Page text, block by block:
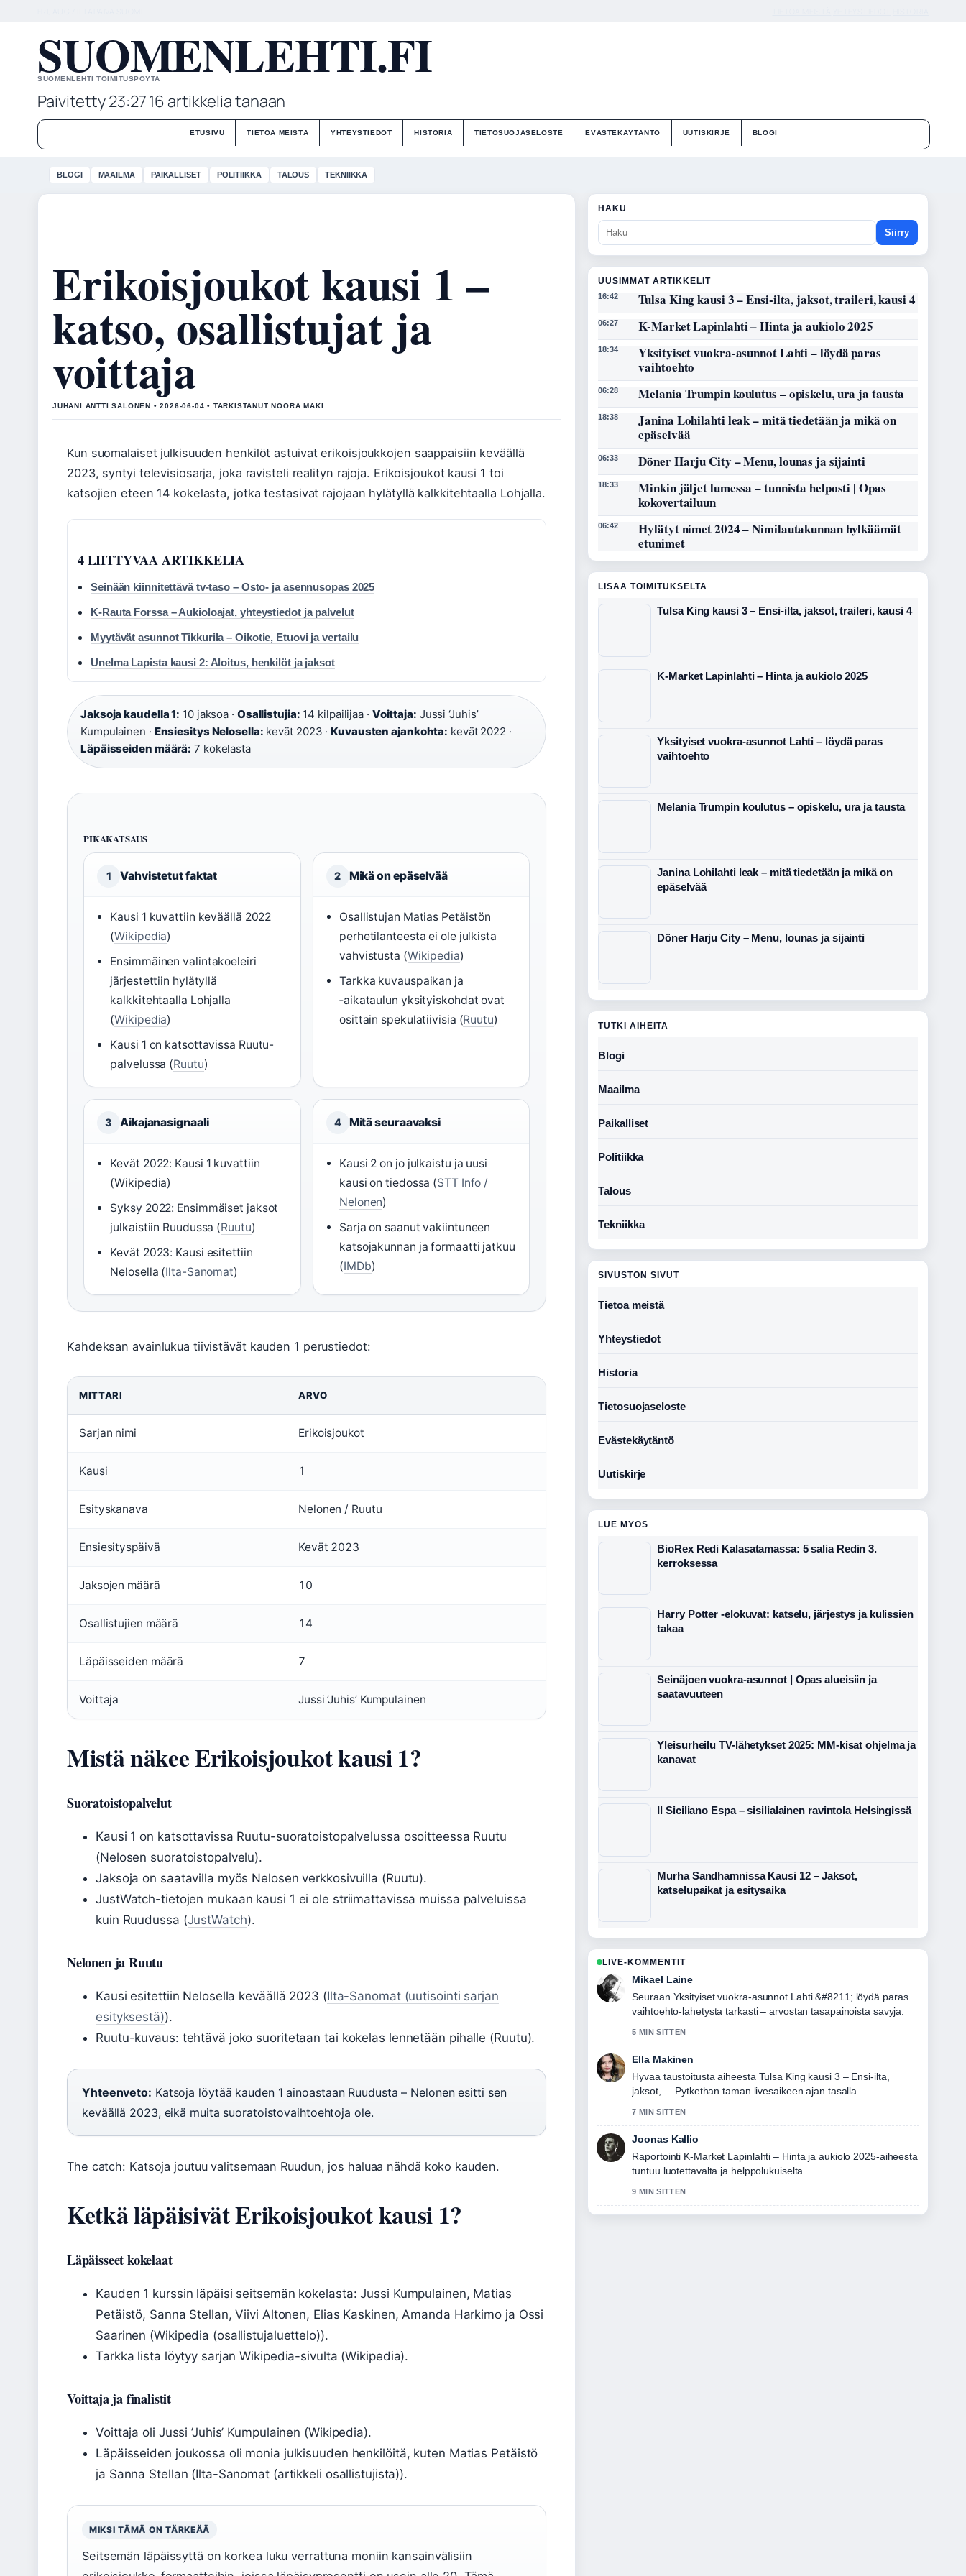
SUOMENLEHTI.FI
SUOMENLEHTI TOIMITUSPOYTA
Paivitetty 23:2716 artikkelia tanaan
ETUSIVU TIETOA MEISTÄ YHTEYSTIEDOT HISTORIA TIETOSUOJASELOSTE EVÄSTEKÄYTÄNTÖ UUTISKIRJE BLOGI
BLOGI MAAILMA PAIKALLISET POLITIIKKA TALOUS TEKNIIKKA
Erikoisjoukot kausi 1 –
katso, osallistujat ja
voittaja
JUHANI ANTTI SALONEN • 2026-06-04 • TARKISTANUT NOORA MAKI
Kun suomalaiset julkisuuden henkilöt astuivat erikoisjoukkojen saappaisiin keväällä
2023, syntyi televisiosarja, joka ravisteli realityn rajoja. Erikoisjoukot kausi 1 toi
katsojien eteen 14 kokelasta, jotka testasivat rajojaan hylätyllä kalkkitehtaalla Lohjalla.
4 LIITTYVAA ARTIKKELIA
Seinään kiinnitettävä tv-taso – Osto- ja asennusopas 2025
K-Rauta Forssa – Aukioloajat, yhteystiedot ja palvelut
Myytävät asunnot Tikkurila – Oikotie, Etuovi ja vertailu
Unelma Lapista kausi 2: Aloitus, henkilöt ja jaksot
Jaksoja kaudella 1: 10 jaksoa · Osallistujia: 14 kilpailijaa · Voittaja: Jussi ‘Juhis’
Kumpulainen · Ensiesitys Nelosella: kevät 2023 ·Kuvausten ajankohta: kevät 2022 ·
Läpäisseiden määrä: 7 kokelasta
PIKAKATSAUS
1 Vahvistetut faktat
Kausi 1 kuvattiin keväällä 2022
(Wikipedia)
Ensimmäinen valintakoeleiri
järjestettiin hylätyllä
kalkkitehtaalla Lohjalla
(Wikipedia)
Kausi 1 on katsottavissa Ruutu-
palvelussa (Ruutu)
2 Mikä on epäselvää
Osallistujan Matias Petäistön
perhetilanteesta ei ole julkista
vahvistusta (Wikipedia)
Tarkka kuvauspaikan ja
‑aikataulun yksityiskohdat ovat
osittain spekulatiivisia (Ruutu)
3 Aikajanasignaali
Kevät 2022: Kausi 1 kuvattiin
(Wikipedia)
Syksy 2022: Ensimmäiset jaksot
julkaistiin Ruudussa (Ruutu)
Kevät 2023: Kausi esitettiin
Nelosella (Ilta-Sanomat)
4 Mitä seuraavaksi
Kausi 2 on jo julkaistu ja uusi
kausi on tiedossa (STT Info /
Nelonen)
Sarja on saanut vakiintuneen
katsojakunnan ja formaatti jatkuu
(IMDb)
Kahdeksan avainlukua tiivistävät kauden 1 perustiedot:
MITTARI ARVO
Sarjan nimi Erikoisjoukot
Kausi 1
Esityskanava Nelonen / Ruutu
Ensiesityspäivä Kevät 2023
Jaksojen määrä 10
Osallistujien määrä 14
Läpäisseiden määrä 7
Voittaja Jussi ’Juhis’ Kumpulainen
Mistä näkee Erikoisjoukot kausi 1?
Suoratoistopalvelut
Kausi 1 on katsottavissa Ruutu-suoratoistopalvelussa osoitteessa Ruutu
(Nelosen suoratoistopalvelu).
Jaksoja on saatavilla myös Nelosen verkkosivuilla (Ruutu).
JustWatch-tietojen mukaan kausi 1 ei ole striimattavissa muissa palveluissa
kuin Ruudussa (JustWatch).
Nelonen ja Ruutu
Kausi esitettiin Nelosella keväällä 2023 (Ilta-Sanomat (uutisointi sarjan
esityksestä)).
Ruutu-kuvaus: tehtävä joko suoritetaan tai kokelas lennetään pihalle (Ruutu).
Yhteenveto: Katsoja löytää kauden 1 ainoastaan Ruudusta – Nelonen esitti sen
keväällä 2023, eikä muita suoratoistovaihtoehtoja ole.
The catch: Katsoja joutuu valitsemaan Ruudun, jos haluaa nähdä koko kauden.
Ketkä läpäisivät Erikoisjoukot kausi 1?
Läpäisseet kokelaat
Kauden 1 kurssin läpäisi seitsemän kokelasta: Jussi Kumpulainen, Matias
Petäistö, Sanna Stellan, Viivi Altonen, Elias Kaskinen, Amanda Harkimo ja Ossi
Saarinen (Wikipedia (osallistujaluettelo)).
Tarkka lista löytyy sarjan Wikipedia-sivulta (Wikipedia).
Voittaja ja finalistit
Voittaja oli Jussi ’Juhis’ Kumpulainen (Wikipedia).
Läpäisseiden joukossa oli monia julkisuuden henkilöitä, kuten Matias Petäistö
ja Sanna Stellan (Ilta-Sanomat (artikkeli osallistujista)).
MIKSI TÄMÄ ON TÄRKEÄÄ
Seitsemän läpäissyttä on korkea luku verrattuna moniin kansainvälisiin
HAKU
Siirry
UUSIMMAT ARTIKKELIT
16:42 Tulsa King kausi 3 – Ensi-ilta, jaksot, traileri, kausi 4
06:27 K-Market Lapinlahti – Hinta ja aukiolo 2025
18:34
Yksityiset vuokra-asunnot Lahti – löydä paras
vaihtoehto
06:28 Melania Trumpin koulutus – opiskelu, ura ja tausta
18:38
Janina Lohilahti leak – mitä tiedetään ja mikä on
epäselvää
06:33 Döner Harju City – Menu, lounas ja sijainti
18:33
Minkin jäljet lumessa – tunnista helposti | Opas
kokovertailuun
06:42
Hylätyt nimet 2024 – Nimilautakunnan hylkäämät
etunimet
LISAA TOIMITUKSELTA
Tulsa King kausi 3 – Ensi-ilta, jaksot, traileri, kausi 4
K-Market Lapinlahti – Hinta ja aukiolo 2025
Yksityiset vuokra-asunnot Lahti – löydä paras
vaihtoehto
Melania Trumpin koulutus – opiskelu, ura ja tausta
Janina Lohilahti leak – mitä tiedetään ja mikä on
epäselvää
Döner Harju City – Menu, lounas ja sijainti
TUTKI AIHEITA
Blogi
Maailma
Paikalliset
Politiikka
Talous
Tekniikka
SIVUSTON SIVUT
Tietoa meistä
Yhteystiedot
Historia
Tietosuojaseloste
Evästekäytäntö
Uutiskirje
LUE MYOS
BioRex Redi Kalasatamassa: 5 salia Redin 3.
kerroksessa
Harry Potter -elokuvat: katselu, järjestys ja kulissien
takaa
Seinäjoen vuokra-asunnot | Opas alueisiin ja
saatavuuteen
Yleisurheilu TV-lähetykset 2025: MM-kisat ohjelma ja
kanavat
Il Siciliano Espa – sisilialainen ravintola Helsingissä
Murha Sandhamnissa Kausi 12 – Jaksot,
katselupaikat ja esitysaika
LIVE-KOMMENTIT
Mikael Laine
Seuraan Yksityiset vuokra-asunnot Lahti &#8211; löydä paras
vaihtoehto-lahetysta tarkasti – arvostan tasapainoista savyja.
5 MIN SITTEN
Ella Makinen
Hyvaa taustoitusta aiheesta Tulsa King kausi 3 – Ensi-ilta,
jaksot,.... Pytkethan taman livesaikeen ajan tasalla.
7 MIN SITTEN
Joonas Kallio
Raportointi K-Market Lapinlahti – Hinta ja aukiolo 2025-aiheesta
tuntuu luotettavalta ja helppolukuiselta.
9 MIN SITTEN